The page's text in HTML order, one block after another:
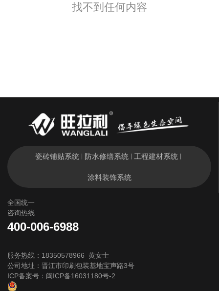
找不到任何内容
瓷砖铺贴系统 防水修缮系统 工程建材系统
涂料装饰系统
全国统一
咨询热线
400-006-6988
服务热线：18350578966 黄女士
公司地址：晋江市印刷包装基地宝声路3号
ICP备案号： 闽ICP备16031180号-2